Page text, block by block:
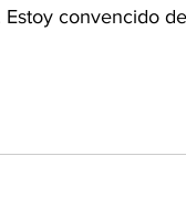
Estoy convencido